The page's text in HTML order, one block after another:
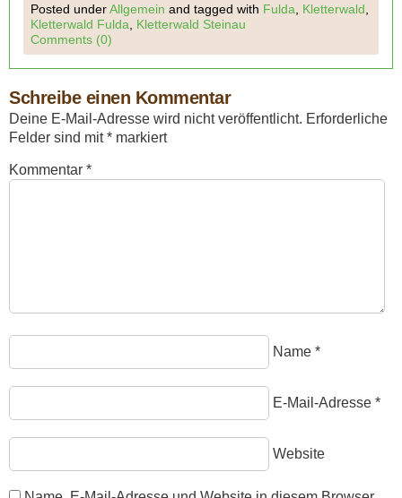
Posted underAllgemein and tagged with Fulda Kletterwald
Kletterwald Fulda
Kletterwald Steinau
Comments (0)
Schreibe einen Kommentar
Deine E-Mail-Adresse wird nicht veröffentlicht. Erforderliche
Felder sind mit* markiert
Kommentar *
Name *
E-Mail-Adresse *
Website